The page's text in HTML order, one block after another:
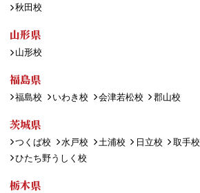
秋田校
山形県
山形校
福島県
福島校 いわき校 会津若松校 郡山校
茨城県
つくば校 水戸校 土浦校 日立校 取手校
ひたち野うしく校
栃木県